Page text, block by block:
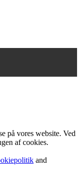
på vores website. Ved
af cookies.
and